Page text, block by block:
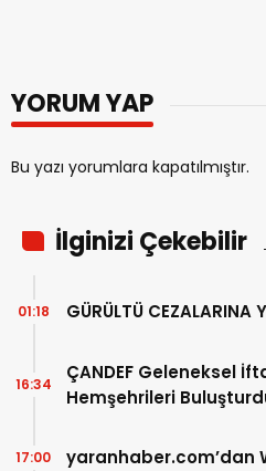
YORUM YAP
Bu yazı yorumlara kapatılmıştır.
İlginizi Çekebilir
GÜRÜLTÜ CEZALARINA
01:18
ÇANDEF Geleneksel
Hemşehrileri
16:34
yaranhaber.com’dan
17:00